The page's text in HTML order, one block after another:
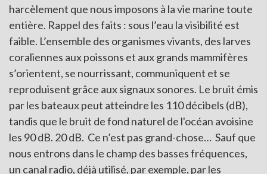
harcèlement que nous imposons à la vie marine toute
entière. Rappel des faits : sous l’eau la visibilité est
faible. L’ensemble des organismes vivants, des larves
coraliennes aux poissons et aux grands mammifères
s’orientent, se nourrissant, communiquent et se
reproduisent grâce aux signaux sonores. Le bruit émis
par les bateaux peut atteindre les 110 décibels (dB),
tandis que le bruit de fond naturel de l'océan avoisine
les 90 dB. 20 dB. Ce n’est pas grand-chose… Sauf que
nous entrons dans le champ des basses fréquences,
un canal radio, déjà utilisé, par exemple, par les